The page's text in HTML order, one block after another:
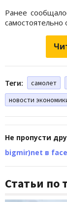
Ранее
самостоятельно
Теги: самолет
новости
Не пропусти
bigmir)net в
Статьи по